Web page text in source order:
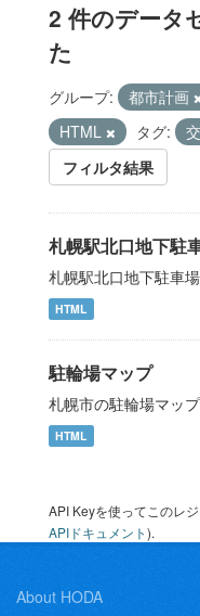
2 件のデータ
た
グループ: 都市計画
HTML
タグ:
フィルタ結果
札幌駅北口地下駐
札幌駅北口地下駐車
HTML
駐輪場マップ
札幌市の駐輪場マップ
HTML
API Keyを使ってこのレ
APIドキュメント).
About HODA